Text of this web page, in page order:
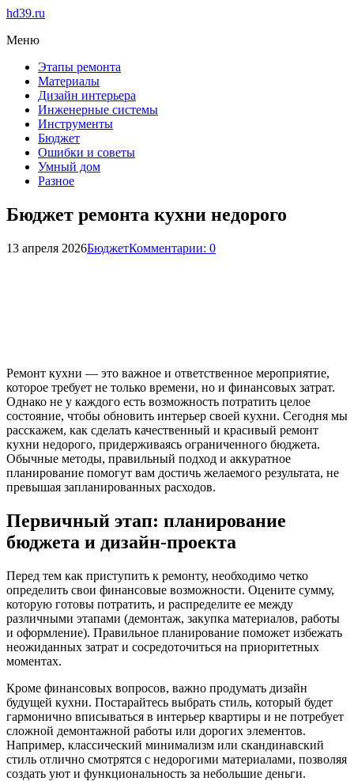
hd39.ru
Меню
Этапы ремонта
Материалы
Дизайн интерьера
Инженерные системы
Инструменты
Бюджет
Ошибки и советы
Умный дом
Разное
Бюджет ремонта кухни недорого
13 апреля 2026БюджетКомментарии: 0
Ремонт кухни — это важное и ответственное мероприятие,
которое требует не только времени, но и финансовых затрат.
Однако не у каждого есть возможность потратить целое
состояние, чтобы обновить интерьер своей кухни. Сегодня мы
расскажем, как сделать качественный и красивый ремонт
кухни недорого, придерживаясь ограниченного бюджета.
Обычные методы, правильный подход и аккуратное
планирование помогут вам достичь желаемого результата, не
превышая запланированных расходов.
Первичный этап: планирование
бюджета и дизайн-проекта
Перед тем как приступить к ремонту, необходимо четко
определить свои финансовые возможности. Оцените сумму,
которую готовы потратить, и распределите ее между
различными этапами (демонтаж, закупка материалов, работы
и оформление). Правильное планирование поможет избежать
неожиданных затрат и сосредоточиться на приоритетных
моментах.
Кроме финансовых вопросов, важно продумать дизайн
будущей кухни. Постарайтесь выбрать стиль, который будет
гармонично вписываться в интерьер квартиры и не потребует
сложной демонтажной работы или дорогих элементов.
Например, классический минимализм или скандинавский
стиль отлично смотрятся с недорогими материалами, позволяя
создать уют и функциональность за небольшие деньги.